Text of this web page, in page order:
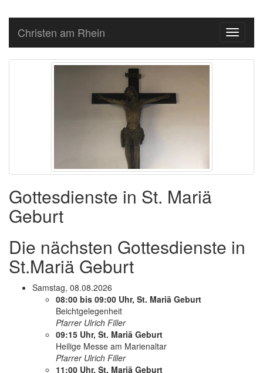
Toggle
Christen am Rhein
Gottesdienste in St. Mariä
Geburt
Die nächsten Gottes­dien­ste in
St.Mariä Geburt
Samstag, 08.08.2026
08:00 bis 09:00 Uhr, St. Mariä Geburt
Beicht­ge­le­gen­heit
Pfarrer Ulrich Filler
09:15 Uhr, St. Mariä Geburt
Heilige Messe am Marienaltar
Pfarrer Ulrich Filler
11:00 Uhr, St. Mariä Geburt